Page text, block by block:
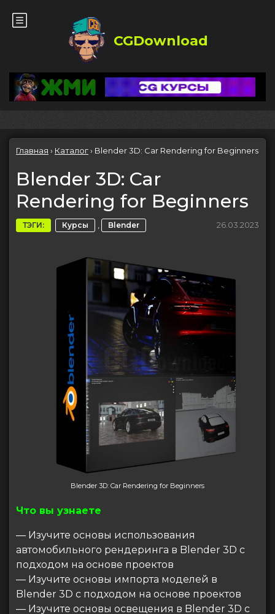
CGDownload
Главная › Каталог› Blender 3D: Car Rendering for Beginners
Blender 3D: Car
Rendering for Beginners
ТЭГИ: Курсы , Blender 26.03.2023
Blender 3D: Car Rendering for Beginners
Что вы узнаете
— Изучите основы использования
автомобильного рендеринга в Blender 3D с
подходом на основе проектов
— Изучите основы импорта моделей в
Blender 3D с подходом на основе проектов
— Изучите основы освещения в Blender 3D с